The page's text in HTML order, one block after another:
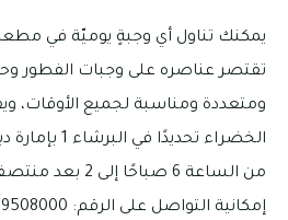
يمكنك تناول أي وجبةٍ يوميّة في مطعم
تقتصر عناصره على وجبات الفطور
ومتعددة ومناسبة لجميع الأوقات،
الخضراء
من الساعة 6 صباحًا
إمكانية التواصل على الرقم: 00971569508000